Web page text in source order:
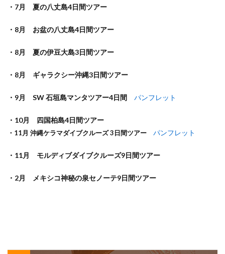
・7月 夏の八丈島4日間ツアー
・8月 お盆の八丈島4日間ツアー
・8月 夏の伊豆大島3日間ツアー
・8月 ギャラクシー沖縄3日間ツアー
・9月 SW 石垣島マンタツアー4日間 パンフレット
・10月 四国柏島4日間ツアー
・11月 沖縄ケラマダイブクルーズ 3日間ツアー パンフレット
・11月 モルディブダイブクルーズ9日間ツアー
・2月 メキシコ神秘の泉セノーテ9日間ツアー